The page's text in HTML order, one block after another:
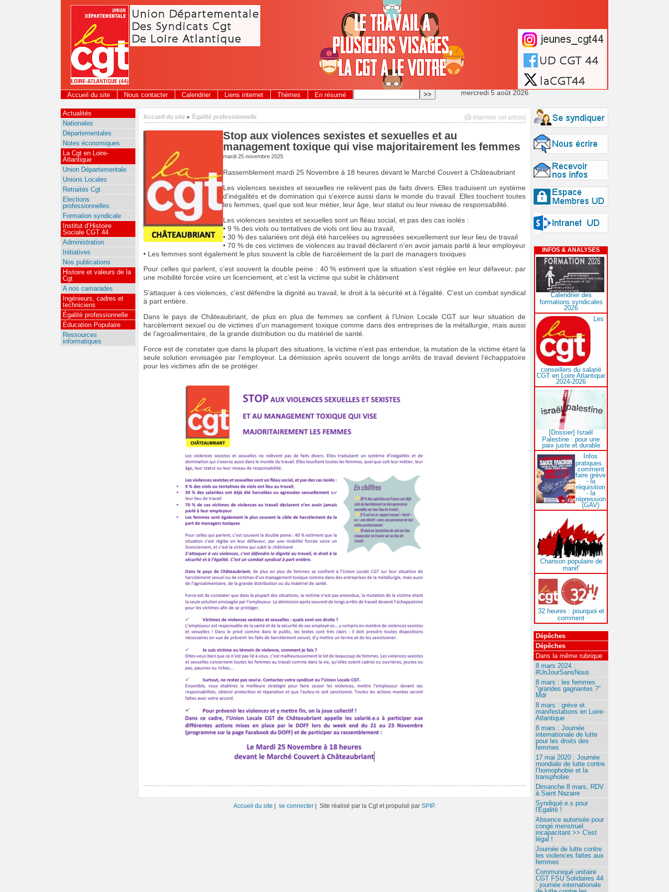
Panneau de gestion des cookies
Accueil du site Nous contacter Calendrier Liens internet Thèmes En résumé mercredi 5 août 2026
[ Imprimer cet article]
Accueil du site > Égalité professionnelle
Stop aux violences sexistes et sexuelles et au
management toxique qui vise majoritairement les femmes
mardi 25 novembre 2025
Rassemblement mardi 25 Novembre à 18 heures devant le Marché Couvert à Châteaubriant
Les violences sexistes et sexuelles ne relèvent pas de faits divers. Elles traduisent un système
d’inégalités et de domination qui s’exerce aussi dans le monde du travail. Elles touchent toutes
les femmes, quel que soit leur métier, leur âge, leur statut ou leur niveau de responsabilité.
Les violences sexistes et sexuelles sont un fléau social, et pas des cas isolés :
• 9 % des viols ou tentatives de viols ont lieu au travail,
• 30 % des salariées ont déjà été harcelées ou agressées sexuellement sur leur lieu de travail
• 70 % de ces victimes de violences au travail déclarent n’en avoir jamais parlé à leur employeur
• Les femmes sont également le plus souvent la cible de harcèlement de la part de managers toxiques
Pour celles qui parlent, c’est souvent la double peine : 40 % estiment que la situation s’est réglée en leur défaveur, par
une mobilité forcée voire un licenciement, et c’est la victime qui subit le châtiment
S’attaquer à ces violences, c’est défendre la dignité au travail, le droit à la sécurité et à l’égalité. C’est un combat syndical
à part entière.
Dans le pays de Châteaubriant, de plus en plus de femmes se confient à l’Union Locale CGT sur leur situation de
harcèlement sexuel ou de victimes d’un management toxique comme dans des entreprises de la métallurgie, mais aussi
de l’agroalimentaire, de la grande distribution ou du matériel de santé.
Force est de constater que dans la plupart des situations, la victime n’est pas entendue, la mutation de la victime étant la
seule solution envisagée par l’employeur. La démission après souvent de longs arrêts de travail devient l’échappatoire
pour les victimes afin de se protéger.
INFOS & ANALYSES
Calendrier des
formations syndicales
2026
Les
conseillers du salarié
CGT en Loire Atlantique
2024-2026
[Dossier] Israël
Palestine : pour une
paix juste et durable
Infos
pratiques :
comment
faire grève
- la
réquisition
- la
répression
(GAV)
Chanson populaire de
manif’
32 heures : pourquoi et
comment
Dépêches
Dépêches
Dans la même rubrique
8 mars 2024 :
#UnJourSansNous
8 mars : les femmes
"grandes gagnantes ?"
Mdr
8 mars : grève et
manifestations en Loire-
Atlantique
8 mars : Journée
internationale de lutte
pour les droits des
femmes
17 mai 2020 : Journée
mondiale de lutte contre
l’homophobie et la
transphobie
Dimanche 8 mars, RDV
à Saint Nazaire
Syndiqué.e.s pour
l'Egalité !
Absence autorisée pour
congé menstruel
incapacitant >> C'est
légal !
Journée de lutte contre
les violences faites aux
femmes
Communiqué unitaire
CGT FSU Solidaires 44
: journée internationale
Actualités
Nationales
Départementales
Notes économiques
La Cgt en Loire-
Atlantique
Union Départementale
Unions Locales
Retraités Cgt
Elections
professionnelles
Formation syndicale
Institut d’Histoire
Sociale CGT 44
Administration
Initiatives
Nos publications
Histoire et valeurs de la
Cgt
A nos camarades
Ingénieurs, cadres et
techniciens
Égalité professionnelle
Éducation Populaire
Ressources
informatiques
Accueil du site | se connecter | Site réalisé par la Cgt et propulsé par SPIP.